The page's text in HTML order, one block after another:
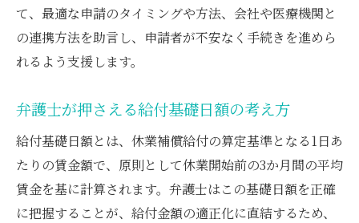
て、最適な申請のタイミングや方法、会社や医療機関と
の連携方法を助言し、申請者が不安なく手続きを進めら
れるよう支援します。
弁護士が押さえる給付基礎日額の考え方
給付基礎日額とは、休業補償給付の算定基準となる1日あ
たりの賃金額で、原則として休業開始前の3か月間の平均
賃金を基に計算されます。弁護士はこの基礎日額を正確
に把握することが、給付金額の適正化に直結するため、